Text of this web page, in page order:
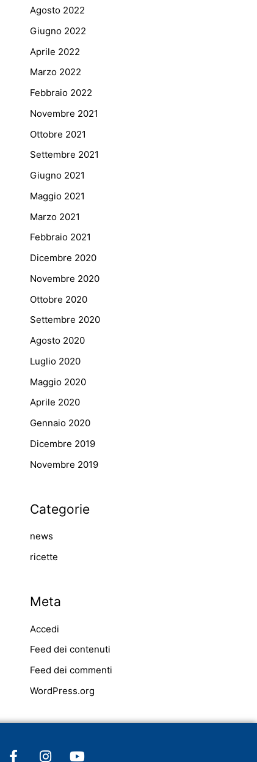
Agosto 2022
Giugno 2022
Aprile 2022
Marzo 2022
Febbraio 2022
Novembre 2021
Ottobre 2021
Settembre 2021
Giugno 2021
Maggio 2021
Marzo 2021
Febbraio 2021
Dicembre 2020
Novembre 2020
Ottobre 2020
Settembre 2020
Agosto 2020
Luglio 2020
Maggio 2020
Aprile 2020
Gennaio 2020
Dicembre 2019
Novembre 2019
Categorie
news
ricette
Meta
Accedi
Feed dei contenuti
Feed dei commenti
WordPress.org
F
I
Y